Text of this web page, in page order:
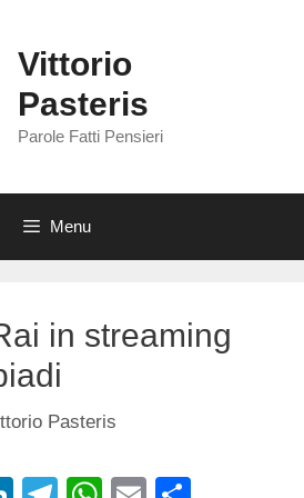
Vittorio
Pasteris
Parole Fatti Pensieri
Menu
in streaming
Pasteris